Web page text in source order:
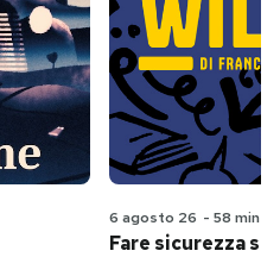
6 agosto 26 - 58 min
Fare sicurezza